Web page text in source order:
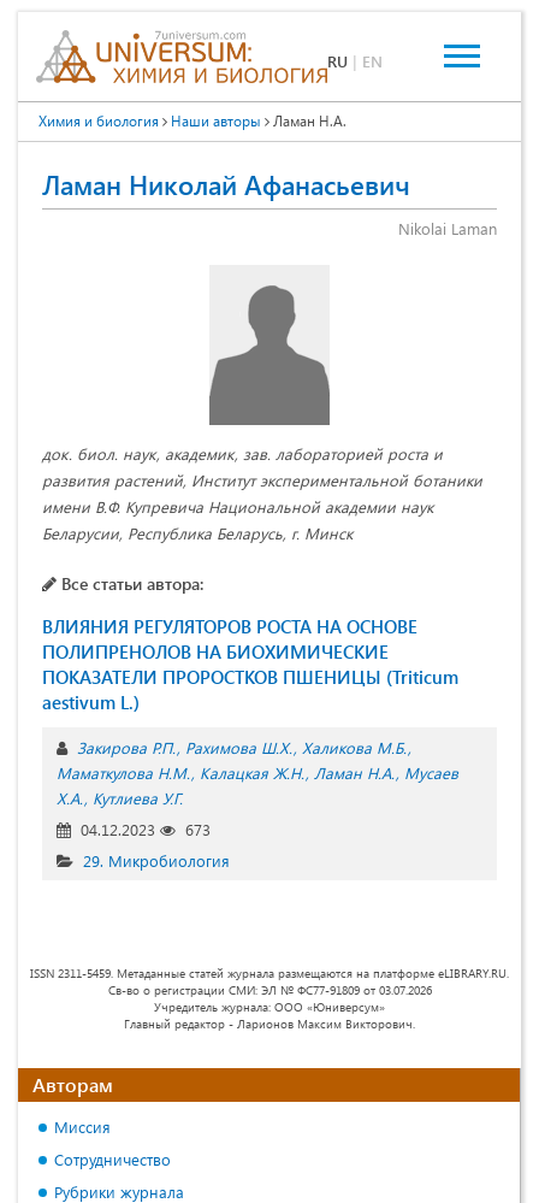
RU | EN
Химия и биология Наши авторы Ламан Н.А.
Ламан Николай Афанасьевич
Nikolai Laman
док. биол. наук, академик, зав. лабораторией роста и
развития растений, Институт экспериментальной ботаники
имени В.Ф. Купревича Национальной академии наук
Беларусии, Республика Беларусь, г. Минск
Все статьи автора:
ВЛИЯНИЯ РЕГУЛЯТОРОВ РОСТА НА ОСНОВЕ
ПОЛИПРЕНОЛОВ НА БИОХИМИЧЕСКИЕ
ПОКАЗАТЕЛИ ПРОРОСТКОВ ПШЕНИЦЫ (Triticum
aestivum L.)
Закирова Р.П. Рахимова Ш.Х. Халикова М.Б.
Maматкулова Н.М. Калацкая Ж.Н. Ламан Н.А. Мусаев
Х.А. Кутлиева У.Г.
04.12.2023
673
29. Микробиология
ISSN 2311-5459. Метаданные статей журнала размещаются на платформе eLIBRARY.RU.
Св-во о регистрации СМИ: ЭЛ № ФС77-91809 от 03.07.2026
Учредитель журнала: ООО «Юниверсум»
Главный редактор - Ларионов Максим Викторович.
Авторам
Миссия
Сотрудничество
Рубрики журнала